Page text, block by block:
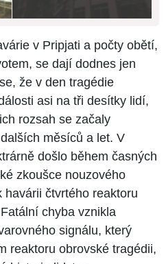
v Pripjati a počty obětí,
se dají dodnes jen
že v den tragédie
asi na tři desítky lidí,
rozsah se začaly
měsíců a let. V
došlo během časných
zkoušce nouzového
čtvrtého reaktoru
chyba vznikla
signálu, který
reaktoru obrovské tragédii,